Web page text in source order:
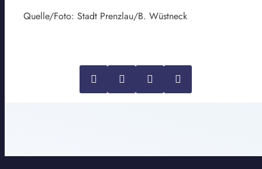
Quelle/Foto: Stadt Prenzlau/B. Wüstneck